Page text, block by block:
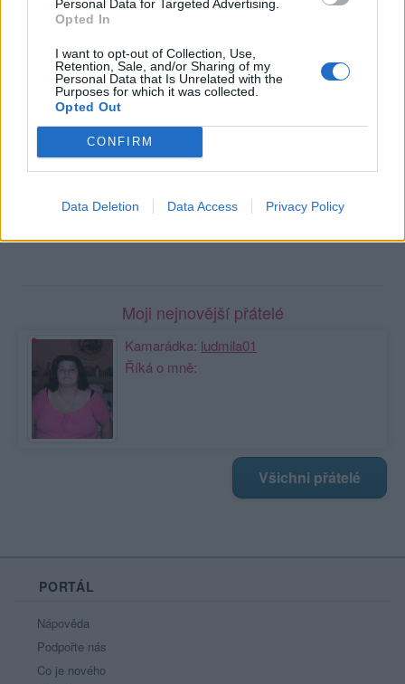
Personal Data for Targeted Advertising.
Opted In
I want to opt-out of Collection, Use,
Retention, Sale, and/or Sharing of my
Personal Data that Is Unrelated with the
Purposes for which it was collected.
Opted Out
CONFIRM
Data Deletion Data Access Privacy Policy
Líbí se: 0
Sledované diskuze:Informace pro uživatele
Poslední 3 příspěvky na mé zdi
Nemá žádné příspěvky
Moji nejnovější přátelé
Kamarádka: ludmila01
Říká o mně:
Všichni přátelé
PORTÁL
Nápověda
Podpořte nás
Co je nového